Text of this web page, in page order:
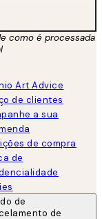
como é processada
Art Advice
de clientes
a sua
de compra
de
de
de